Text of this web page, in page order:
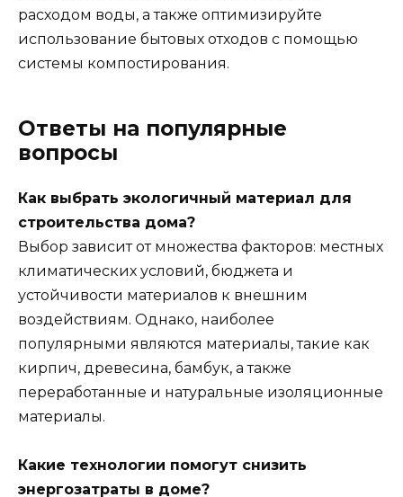
расходом воды, а также оптимизируйте
использование бытовых отходов с помощью
системы компостирования.
Ответы на популярные
вопросы
Как выбрать экологичный материал для
строительства дома?
Выбор зависит от множества факторов: местных
климатических условий, бюджета и
устойчивости материалов к внешним
воздействиям. Однако, наиболее
популярными являются материалы, такие как
кирпич, древесина, бамбук, а также
переработанные и натуральные изоляционные
материалы.
Какие технологии помогут снизить
энергозатраты в доме?